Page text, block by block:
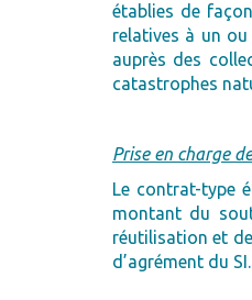
établies de
relatives à un
auprès des
catastrophes
Prise en charge
Le contrat-type
montant du
réutilisation et
d’agrément du SI.